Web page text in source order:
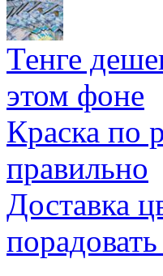
Тенге
этом фоне
Краска по
правильно
Доставка